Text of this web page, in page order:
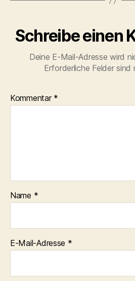
Schreibe einen
Deine E-Mail-Adresse wird
Erforderliche Felder sind
Kommentar *
Name *
E-Mail-Adresse *